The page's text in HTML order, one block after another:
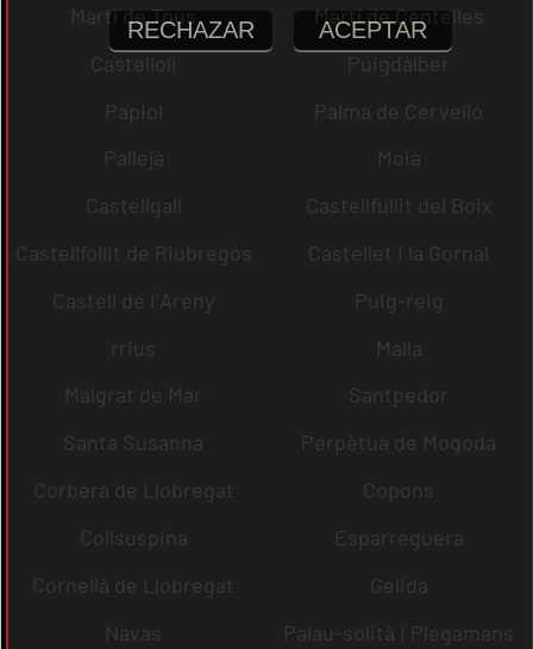
Martí de Tous
Martí de Centelles
Castellolí
Puigdàlber
Papiol
Palma de Cervelló
Pallejà
Moià
Castellgalí
Castellfullit del Boix
Castellfollit de Riubregós
Castellet i la Gornal
Castell de l´Areny
Puig-reig
rrius
Malla
Malgrat de Mar
Santpedor
Santa Susanna
Perpètua de Mogoda
Corbera de Llobregat
Copons
Collsuspina
Esparreguera
Cornellà de Llobregat
Gelida
Navas
Palau-solità i Plegamans
RECHAZAR ACEPTAR